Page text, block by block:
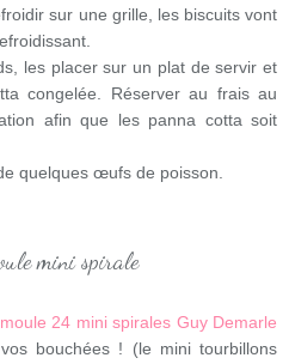
sur une grille, les biscuits vont
les placer sur un plat de servir et
congelée. Réserver au frais au
afin que les panna cotta soit
quelques œufs de poisson.
moule 24 mini spirales Guy Demarle
bouchées ! (le mini tourbillons